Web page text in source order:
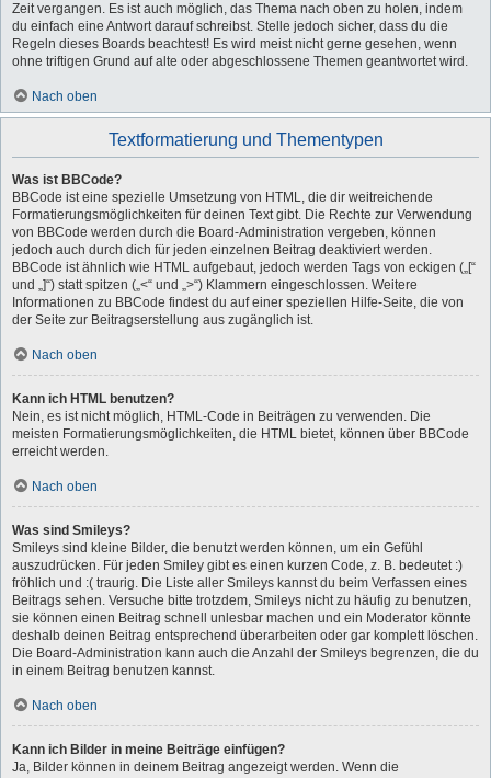
Zeit vergangen. Es ist auch möglich, das Thema nach oben zu holen, indem
du einfach eine Antwort darauf schreibst. Stelle jedoch sicher, dass du die
Regeln dieses Boards beachtest! Es wird meist nicht gerne gesehen, wenn
ohne triftigen Grund auf alte oder abgeschlossene Themen geantwortet wird.
Nach oben
Textformatierung und Thementypen
Was ist BBCode?
BBCode ist eine spezielle Umsetzung von HTML, die dir weitreichende
Formatierungsmöglichkeiten für deinen Text gibt. Die Rechte zur Verwendung
von BBCode werden durch die Board-Administration vergeben, können
jedoch auch durch dich für jeden einzelnen Beitrag deaktiviert werden.
BBCode ist ähnlich wie HTML aufgebaut, jedoch werden Tags von eckigen („[“
und „]“) statt spitzen („<“ und „>“) Klammern eingeschlossen. Weitere
Informationen zu BBCode findest du auf einer speziellen Hilfe-Seite, die von
der Seite zur Beitragserstellung aus zugänglich ist.
Nach oben
Kann ich HTML benutzen?
Nein, es ist nicht möglich, HTML-Code in Beiträgen zu verwenden. Die
meisten Formatierungsmöglichkeiten, die HTML bietet, können über BBCode
erreicht werden.
Nach oben
Was sind Smileys?
Smileys sind kleine Bilder, die benutzt werden können, um ein Gefühl
auszudrücken. Für jeden Smiley gibt es einen kurzen Code, z. B. bedeutet :)
fröhlich und :( traurig. Die Liste aller Smileys kannst du beim Verfassen eines
Beitrags sehen. Versuche bitte trotzdem, Smileys nicht zu häufig zu benutzen,
sie können einen Beitrag schnell unlesbar machen und ein Moderator könnte
deshalb deinen Beitrag entsprechend überarbeiten oder gar komplett löschen.
Die Board-Administration kann auch die Anzahl der Smileys begrenzen, die du
in einem Beitrag benutzen kannst.
Nach oben
Kann ich Bilder in meine Beiträge einfügen?
Ja, Bilder können in deinem Beitrag angezeigt werden. Wenn die